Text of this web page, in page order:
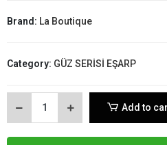
Brand: La Boutique
Category: GÜZ SERİSİ EŞARP
Add to